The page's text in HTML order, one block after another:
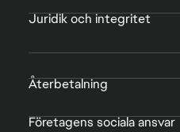
Juridik och integritet
Återbetalning
Företagens sociala ansvar